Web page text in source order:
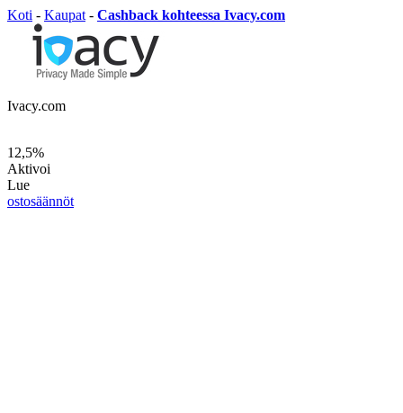
Koti - Kaupat - Cashback kohteessa Ivacy.com
Ivacy.com
12,5%
Aktivoi
Lue
ostosäännöt